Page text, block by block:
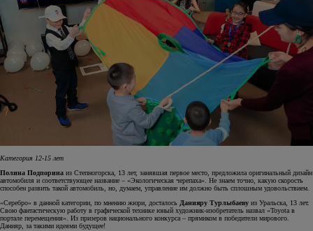
Категория 12-15 лет
Полина Подпорина из Степногорска, 13 лет, занявшая первое место, предложила оригинальный дизайн
автомобиля и соответствующее название – «Экологическая черепаха». Не знаем точно, какую скорость
способен развить такой автомобиль, но, думаем, управление им должно быть сплошным удовольствием.
«Серебро» в данной категории, по мнению жюри, досталось Данияру Турлыбаеву из Уральска, 13 лет.
Свою фантастическую работу в графической технике юный художник-изобретатель назвал «Toyota в
портале перемещения». Из призеров национального конкурса – прямиком в победители мирового.
Данияр, за такими идеями будущее!